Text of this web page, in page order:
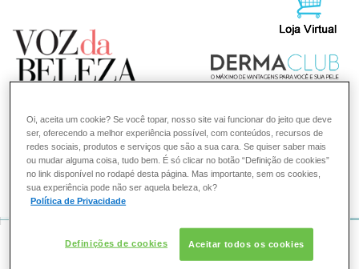
COMO POSSO AJUDAR? DÚVIDAS SOBRE:
VOZ DA BELEZA SKINCEUTICALS PELE
Oi, aceita um cookie? Se você topar, nosso site vai funcionar do jeito que deve
ser, oferecendo a melhor experiência possível, com conteúdos, recursos de
redes sociais, produtos e serviços que são a sua cara. Se quiser saber mais
ou mudar alguma coisa, tudo bem. É só clicar no botão “Definição de cookies”
no link disponível no rodapé desta página. Mas importante, sem os cookies,
sua experiência pode não ser aquela beleza, ok?
Política de Privacidade
Definições de cookies Aceitar todos os cookies